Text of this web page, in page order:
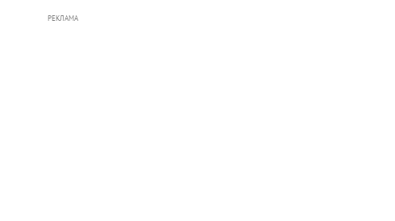
РЕКЛАМА